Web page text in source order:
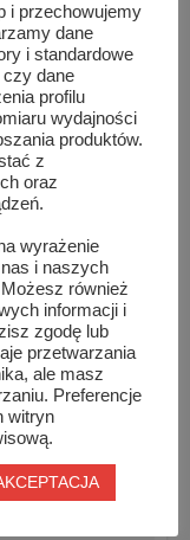
i przechowujemy
dane
i standardowe
czy dane
profilu
wydajności
produktów.
z
oraz
wyrażenie
i naszych
również
informacji i
zgodę lub
przetwarzania
ale masz
Preferencje
witryn